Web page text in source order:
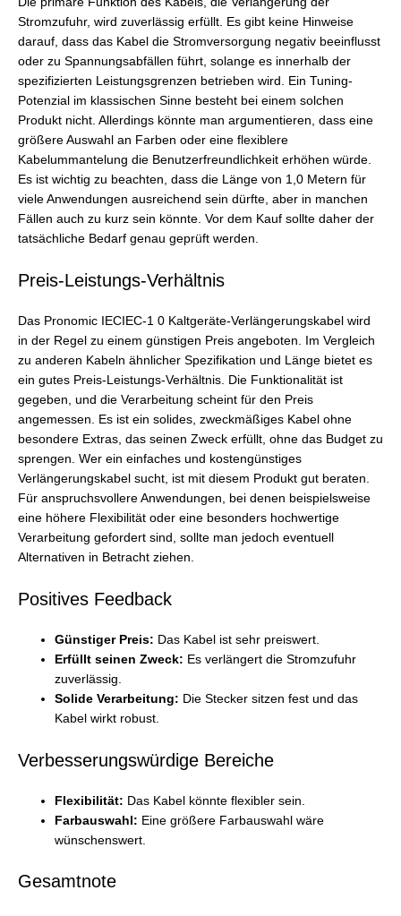
Stromzufuhr, wird zuverlässig erfüllt. Es gibt keine Hinweise
darauf, dass das Kabel die Stromversorgung negativ beeinflusst
oder zu Spannungsabfällen führt, solange es innerhalb der
spezifizierten Leistungsgrenzen betrieben wird. Ein Tuning-
Potenzial im klassischen Sinne besteht bei einem solchen
Produkt nicht. Allerdings könnte man argumentieren, dass eine
größere Auswahl an Farben oder eine flexiblere
Kabelummantelung die Benutzerfreundlichkeit erhöhen würde.
Es ist wichtig zu beachten, dass die Länge von 1,0 Metern für
viele Anwendungen ausreichend sein dürfte, aber in manchen
Fällen auch zu kurz sein könnte. Vor dem Kauf sollte daher der
tatsächliche Bedarf genau geprüft werden.
Preis-Leistungs-Verhältnis
Das Pronomic IECIEC-1 0 Kaltgeräte-Verlängerungskabel wird
in der Regel zu einem günstigen Preis angeboten. Im Vergleich
zu anderen Kabeln ähnlicher Spezifikation und Länge bietet es
ein gutes Preis-Leistungs-Verhältnis. Die Funktionalität ist
gegeben, und die Verarbeitung scheint für den Preis
angemessen. Es ist ein solides, zweckmäßiges Kabel ohne
besondere Extras, das seinen Zweck erfüllt, ohne das Budget zu
sprengen. Wer ein einfaches und kostengünstiges
Verlängerungskabel sucht, ist mit diesem Produkt gut beraten.
Für anspruchsvollere Anwendungen, bei denen beispielsweise
eine höhere Flexibilität oder eine besonders hochwertige
Verarbeitung gefordert sind, sollte man jedoch eventuell
Alternativen in Betracht ziehen.
Positives Feedback
Günstiger Preis: Das Kabel ist sehr preiswert.
Erfüllt seinen Zweck: Es verlängert die Stromzufuhr
zuverlässig.
Solide Verarbeitung: Die Stecker sitzen fest und das
Kabel wirkt robust.
Verbesserungswürdige Bereiche
Flexibilität: Das Kabel könnte flexibler sein.
Farbauswahl: Eine größere Farbauswahl wäre
wünschenswert.
Gesamtnote